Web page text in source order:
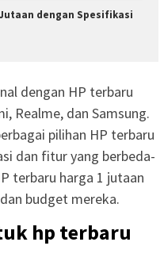
dengan Spesifikasi
dengan HP terbaru
Realme, dan Samsung.
pilihan HP terbaru
dan fitur yang berbeda-
terbaru harga 1 jutaan
budget mereka.
hp terbaru